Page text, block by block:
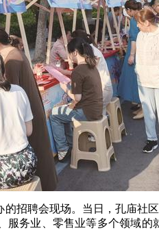
招聘会现场。当日，孔庙社
务业、零售业等多个领域的